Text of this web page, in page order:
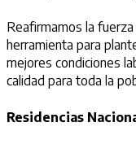
Reafirmamos la
herramienta para
mejores condiciones
calidad para toda la
Residencias